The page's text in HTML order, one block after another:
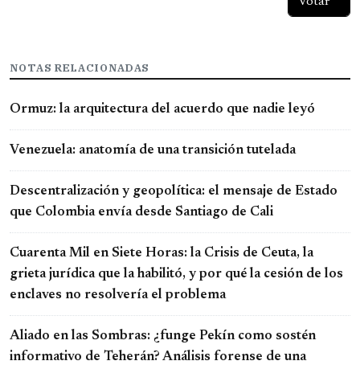
NOTAS RELACIONADAS
Ormuz: la arquitectura del acuerdo que nadie leyó
Venezuela: anatomía de una transición tutelada
Descentralización y geopolítica: el mensaje de Estado
que Colombia envía desde Santiago de Cali
Cuarenta Mil en Siete Horas: la Crisis de Ceuta, la
grieta jurídica que la habilitó, y por qué la cesión de los
enclaves no resolvería el problema
Aliado en las Sombras: ¿funge Pekín como sostén
informativo de Teherán? Análisis forense de una